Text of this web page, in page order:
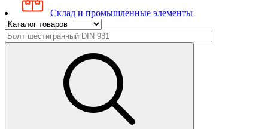
Склад и промышленные элементы